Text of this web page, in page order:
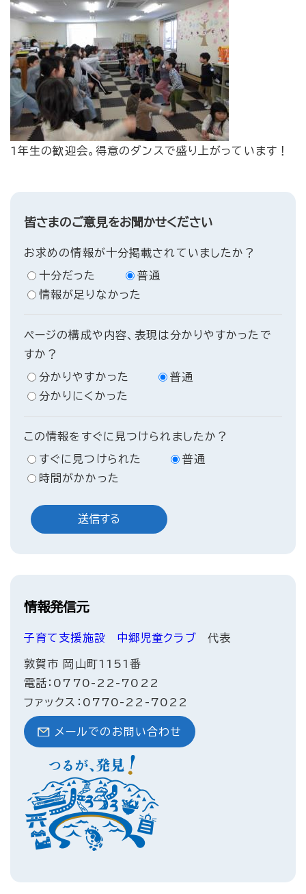
1年生の歓迎会。得意のダンスで盛り上がっています！
皆さまのご意見をお聞かせください
お求めの情報が十分掲載されていましたか？
十分だった
普通
情報が足りなかった
ページの構成や内容、表現は分かりやすかったで
すか？
分かりやすかった
普通
分かりにくかった
この情報をすぐに見つけられましたか？
すぐに見つけられた
普通
時間がかかった
情報発信元
子育て支援施設 中郷児童クラブ 代表
敦賀市 岡山町1151番
電話：0770-22-7022
ファックス：0770-22-7022
メールでのお問い合わせ